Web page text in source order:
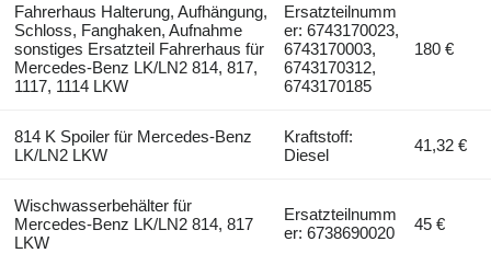
Fahrerhaus Halterung, Aufhängung,
Schloss, Fanghaken, Aufnahme
sonstiges Ersatzteil Fahrerhaus für
Mercedes-Benz LK/LN2 814, 817,
1117, 1114 LKW
Ersatzteilnumm
er: 6743170023,
6743170003,
6743170312,
6743170185
180 €
814 K Spoiler für Mercedes-Benz
LK/LN2 LKW
Kraftstoff:
Diesel
41,32 €
Wischwasserbehälter für
Mercedes-Benz LK/LN2 814, 817
LKW
Ersatzteilnumm
er: 6738690020
45 €